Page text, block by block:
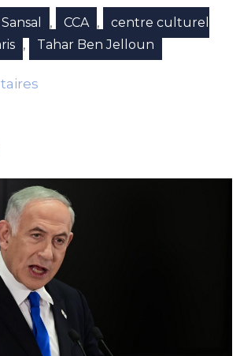
, CCA ,
centre culturel
, Tahar Ben Jelloun